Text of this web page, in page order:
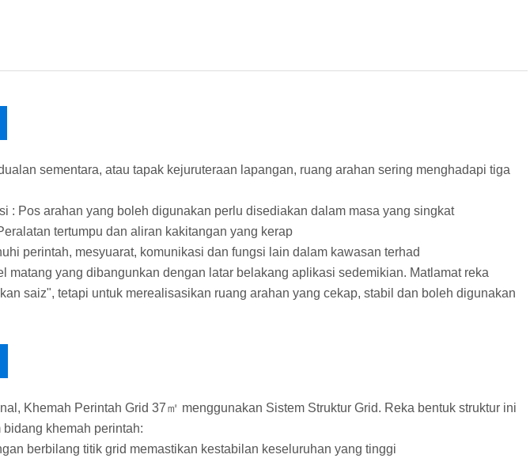
sementara, atau tapak kejuruteraan lapangan, ruang arahan sering menghadapi tiga
: Pos arahan yang boleh digunakan perlu disediakan dalam masa yang singkat
tertumpu dan aliran kakitangan yang kerap
perintah, mesyuarat, komunikasi dan fungsi lain dalam kawasan terhad
matang yang dibangunkan dengan latar belakang aplikasi sedemikian. Matlamat reka
saiz", tetapi untuk merealisasikan ruang arahan yang cekap, stabil dan boleh digunakan
Khemah Perintah Grid 37㎡ menggunakan Sistem Struktur Grid. Reka bentuk struktur ini
khemah perintah:
berbilang titik grid memastikan kestabilan keseluruhan yang tinggi